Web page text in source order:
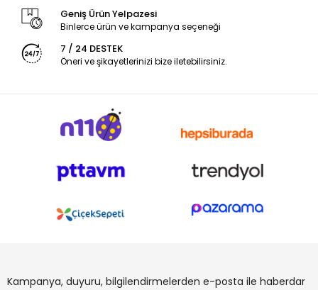
Geniş Ürün Yelpazesi
Binlerce ürün ve kampanya seçeneği
7 / 24 DESTEK
Öneri ve şikayetlerinizi bize iletebilirsiniz.
Kampanya, duyuru, bilgilendirmelerden e-posta ile haberdar